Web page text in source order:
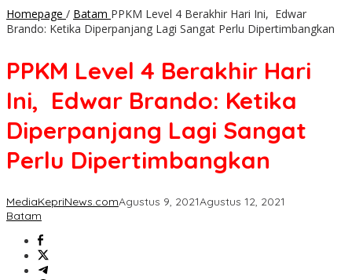
Homepage / Batam PPKM Level 4 Berakhir Hari Ini, Edwar
Brando: Ketika Diperpanjang Lagi Sangat Perlu Dipertimbangkan
PPKM Level 4 Berakhir Hari
Ini, Edwar Brando: Ketika
Diperpanjang Lagi Sangat
Perlu Dipertimbangkan
MediaKepriNews.comAgustus 9, 2021Agustus 12, 2021
Batam